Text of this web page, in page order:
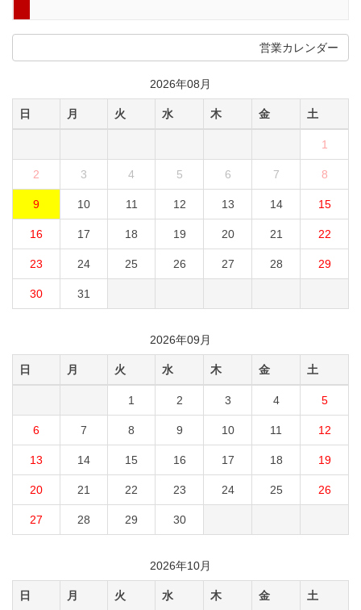
営業カレンダー
2026年08月
日 月 火 水 木 金 土
1
2 3 4 5 6 7 8
9 10 11 12 13 14 15
16 17 18 19 20 21 22
23 24 25 26 27 28 29
30 31
2026年09月
日 月 火 水 木 金 土
1 2 3 4 5
6 7 8 9 10 11 12
13 14 15 16 17 18 19
20 21 22 23 24 25 26
27 28 29 30
2026年10月
日 月 火 水 木 金 土